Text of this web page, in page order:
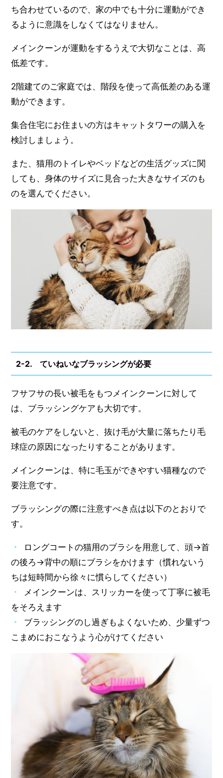
ち合わせているので、家の中でも十分に運動ができ
るように意識をしなくてはなりません。
メインクーンが運動をするうえで大切なことは、高
低差です。
2階建てのご家庭では、階段を使って高低差のある運
動ができます。
集合住宅にお住まいの方はキャットタワーの購入を
検討しましょう。
また、猫用のトイレやベッドなどの生活グッズに関
しても、身体のサイズに見合った大きなサイズのも
のを選んでください。
2-2. ていねいなブラッシングが必要
フサフサの長い被毛をもつメインクーンに対して
は、ブラッシングケアも大切です。
被毛のケアをしないと、抜け毛が大量に落ちたり毛
球症の原因になったりすることがあります。
メインクーンは、特に毛玉ができやすい猫種なので
要注意です。
ブラッシングの際に注意すべき点は以下のとおりで
す。
ロングコートの猫用のブラシを用意して、頭→首
の後ろ→背中の順にブラシをかけます（慣れないう
ちは短時間から徐々に慣らしてください）
メインクーンは、スリッカーを使って丁寧に被毛
をそろえます
ブラッシングのし過ぎもよくないため、少量ずつ
こまめにおこなうよう心がけてください